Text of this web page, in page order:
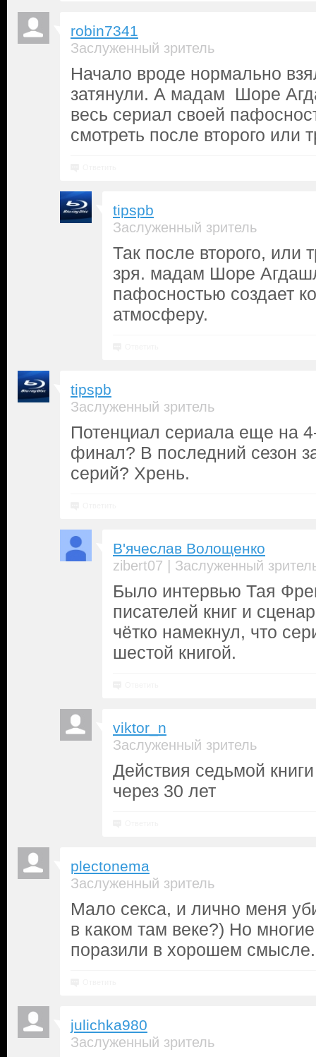
robin7341
Заслуженный зритель
Начало вроде нормально
затянули. А мадам Шоре
весь сериал своей
смотреть после второго или
tipspb
Заслуженный зритель
Так после второго, или
зря. мадам Шоре
пафосностью создает
атмосферу.
tipspb
Заслуженный зритель
Потенциал сериала еще на
финал? В последний сезон
серий? Хрень.
В'ячеслав Волощенко
zibert07 | Заслуженный
Было интервью Тая
писателей книг и
чётко намекнул, что
шестой книгой.
viktor_n
Заслуженный зритель
Действия седьмой
через 30 лет
plectonema
Заслуженный зритель
Мало секса, и лично меня
в каком там веке?) Но
поразили в хорошем смысле.
julichka980
Заслуженный зритель